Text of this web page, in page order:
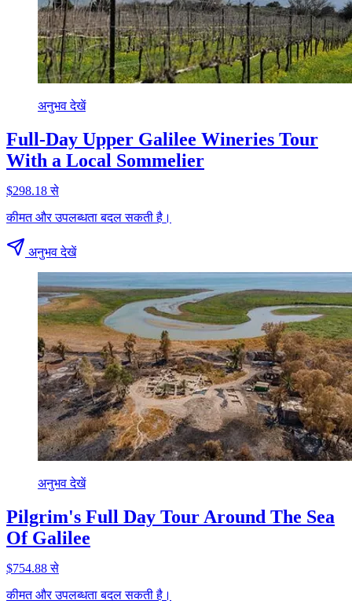
अनुभव देखें
Full-Day Upper Galilee Wineries Tour
With a Local Sommelier
$298.18 से
कीमत और उपलब्धता बदल सकती है।
अनुभव देखें
अनुभव देखें
Pilgrim's Full Day Tour Around The Sea
Of Galilee
$754.88 से
कीमत और उपलब्धता बदल सकती है।